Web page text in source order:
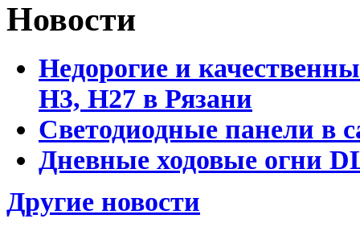
Новости
Недорогие и
Н3, Н27 в Рязани
Светодиодные панели в
Дневные ходовые огни
Другие новости